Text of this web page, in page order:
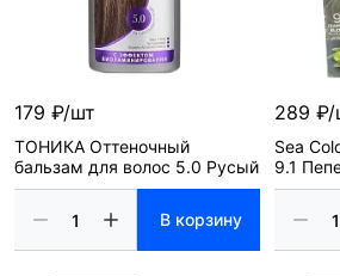
179 ₽/шт
ТОНИКА Оттеночный
бальзам для волос 5.0 Русый
В корзину
289 ₽/
Sea
9.1